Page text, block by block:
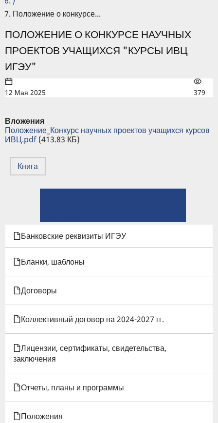
Положение о конкурсе...
ПОЛОЖЕНИЕ О КОНКУРСЕ НАУЧНЫХ
ПРОЕКТОВ УЧАЩИХСЯ "КУРСЫ ИВЦ
ИГЭУ"
12 Мая 2025 379
Вложения
Положение_Конкурс научных проектов учащихся курсов
ИВЦ.pdf (413.83 КБ)
Книга
КНИГИ
ДЛЯ
ПОЛОЖЕНИЕ
О
КОНКУРСЕ
НАУЧНЫХ
ПРОЕКТОВ
УЧАЩИХСЯ
"КУРСЫ
ИВЦ
Банковские реквизиты ИГЭУ
Бланки, шаблоны
Договоры
Коллективный договор на 2024-2027 гг.
Лицензии, сертификаты, свидетельства,
заключения
Отчеты, планы и программы
Положения